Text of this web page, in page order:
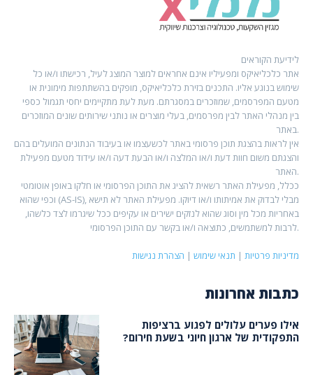
לידיעת הקוראים
אתר כלכליאיקס ומפעיליו אינם אחראים למוצר המוצג לעיל, רכישתו ו/או כל
שימוש בנוגע אליו. התכנים בזירת כלכליאיקס, מופקים בהשתתפות מימונית או
מטעם המפרסמים, שמוזכרים במסגרתם. מעת לעת מתקיימים יחסי תגמול כספי
בין מנהלי האתר לבין מפרסמים, בעלי מוצרים או נותני שירותים שונים המוזכרים
באתר.
אין לראות בהצגת תוכן פרסומי באתר לכשעצמו או בעיבוד הנתונים המועלים בהם
והצגתם משום חוות דעת ו/או המלצה ו/או הבעת דעה ו/או עידוד מטעם מפעילת
האתר.
ככלל, מפעילת האתר רשאית להציג את התוכן הפרסומי או חלקו באופן אוטומטי
וכפי שהוא (AS-IS), מבלי לבדוק את אמיתותו ו/או דיוקו. מפעילת האתר לא תישא
באחריות מכל מין וסוג שהוא לנזקים ישירים או עקיפים ככל שיגרמו לצד כלשהו,
לרבות למשתמשים, כתוצאה ו/או בקשר עם התוכן הפרסומי.
מדיניות פרטיות | תנאי שימוש | הצהרת נגישות
כתבות אחרונות
אילו פערים עלולים לפגוע ברציפות
התפקודית של ארגון חיוני בשעת חירום?